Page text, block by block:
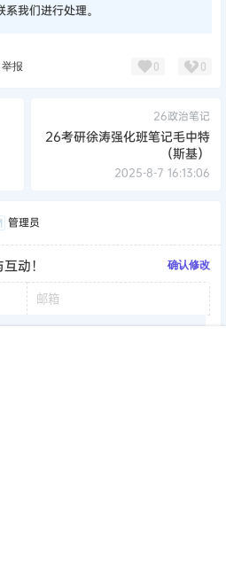
我们进行处理。
举报 0 0
26政治笔记
26考研徐涛强化班笔记毛中特
（斯基）
2025-8-7 16:13:06
管理员
动！ 确认修改